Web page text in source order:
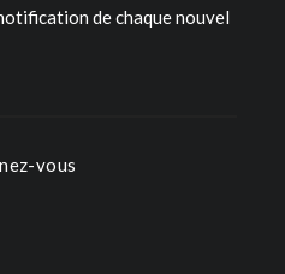
de chaque nouvel
vous